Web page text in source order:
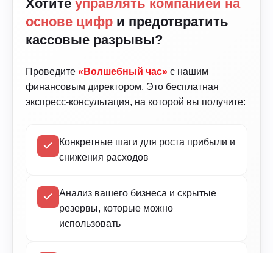
Хотите управлять компанией на
основе цифр и предотвратить
кассовые разрывы?
Проведите «Волшебный час» с нашим
финансовым директором. Это бесплатная
экспресс-консультация, на которой вы получите:
Конкретные шаги для роста прибыли и
снижения расходов
Анализ вашего бизнеса и скрытые
резервы, которые можно
использовать